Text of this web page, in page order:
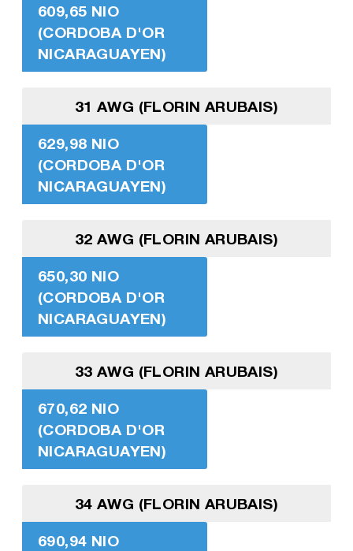
609,65 NIO
(CORDOBA D'OR
NICARAGUAYEN)
31 AWG (FLORIN ARUBAIS)
629,98 NIO
(CORDOBA D'OR
NICARAGUAYEN)
32 AWG (FLORIN ARUBAIS)
650,30 NIO
(CORDOBA D'OR
NICARAGUAYEN)
33 AWG (FLORIN ARUBAIS)
670,62 NIO
(CORDOBA D'OR
NICARAGUAYEN)
34 AWG (FLORIN ARUBAIS)
690,94 NIO